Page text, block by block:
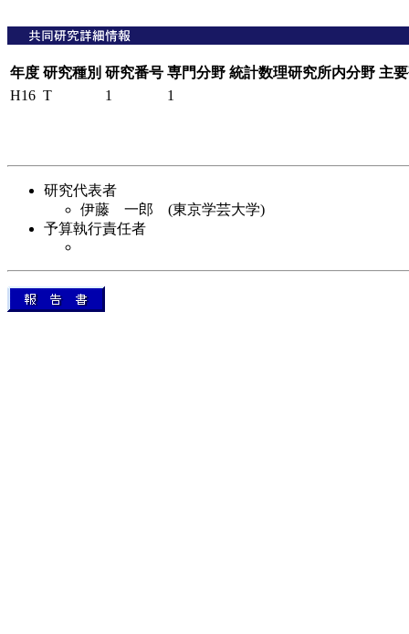
年度 研究種別 研究番号 専門分野 統計数理研究所内分野 主
H16 T 1 1
研究代表者
伊藤 一郎 (東京学芸大学)
予算執行責任者